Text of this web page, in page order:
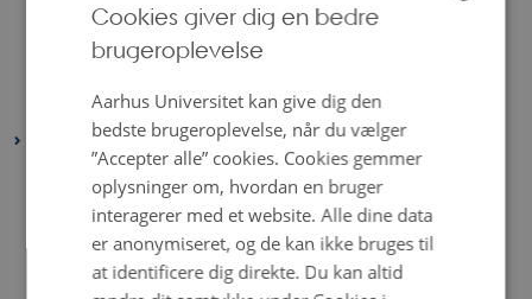
marts 2023
(11 poster)
januar 2023 (3 poster)
december 2022
(6 poster)
november 2022 (7 poster)
oktober 2022(5 poster)
august 2022(6 poster)
Cookies giver dig en bedre
brugeroplevelse
Aarhus Universitet kan give dig den
bedste brugeroplevelse, når du vælger
”Accepter alle” cookies. Cookies gemmer
oplysninger om, hvordan en bruger
interagerer med et website. Alle dine data
er anonymiseret, og de kan ikke bruges til
at identificere dig direkte. Du kan altid